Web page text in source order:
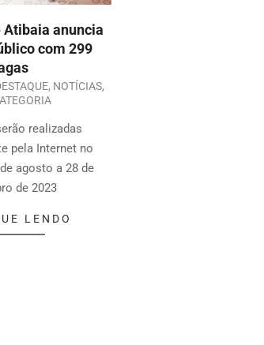
anuncia
com 299
, NOTÍCIAS,
realizadas
pela Internet no
agosto a 28 de
de 2023
LENDO